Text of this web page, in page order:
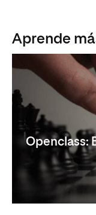
Aprende
Openclass: